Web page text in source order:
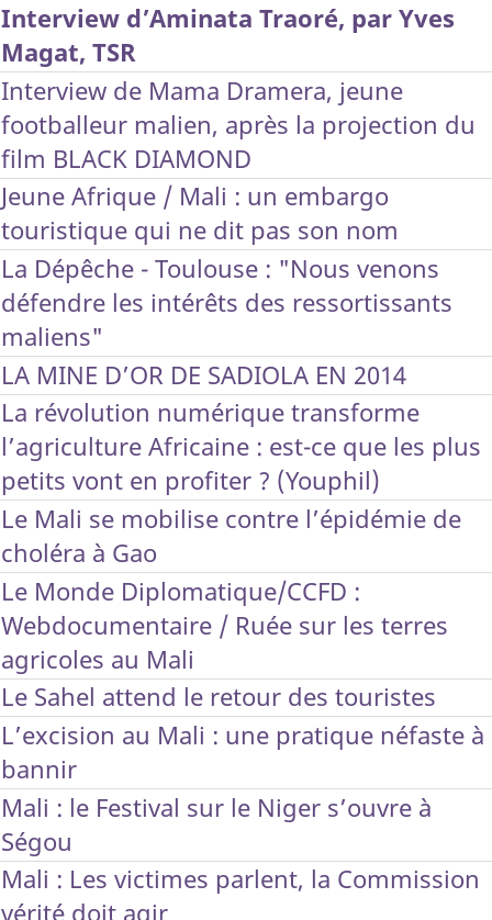
Interview d’Aminata Traoré, par Yves
Magat, TSR
Interview de Mama Dramera, jeune
footballeur malien, après la projection du
film BLACK DIAMOND
Jeune Afrique / Mali : un embargo
touristique qui ne dit pas son nom
La Dépêche - Toulouse : "Nous venons
défendre les intérêts des ressortissants
maliens"
LA MINE D’OR DE SADIOLA EN 2014
La révolution numérique transforme
l’agriculture Africaine : est-ce que les plus
petits vont en profiter ? (Youphil)
Le Mali se mobilise contre l’épidémie de
choléra à Gao
Le Monde Diplomatique/CCFD :
Webdocumentaire / Ruée sur les terres
agricoles au Mali
Le Sahel attend le retour des touristes
L’excision au Mali : une pratique néfaste à
bannir
Mali : le Festival sur le Niger s’ouvre à
Ségou
Mali : Les victimes parlent, la Commission